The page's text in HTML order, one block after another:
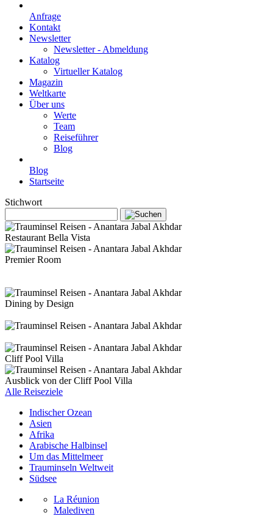
Anfrage
Kontakt
Newsletter
Newsletter - Abmeldung
Katalog
Virtueller Katalog
Magazin
Weltkarte
Über uns
Werte
Team
Reiseführer
Blog
Blog
Startseite
Stichwort
Restaurant Bella Vista
Premier Room
Dining by Design
Cliff Pool Villa
Ausblick von der Cliff Pool Villa
Alle Reiseziele
Indischer Ozean
Asien
Afrika
Arabische Halbinsel
Um das Mittelmeer
Trauminseln Weltweit
Südsee
La Réunion
Malediven